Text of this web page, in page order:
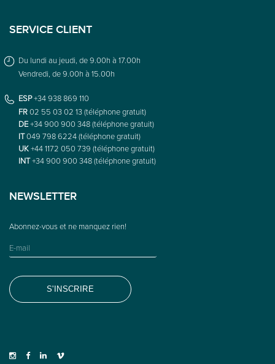
SERVICE CLIENT
Du lundi au jeudi, de 9.00h à 17.00h
Vendredi, de 9.00h à 15.00h
ESP+34 938 869 110
FR02 55 03 02 13 (téléphone gratuit)
DE+34 900 900 348 (téléphone gratuit)
IT049 798 6224 (téléphone gratuit)
UK+44 1172 050 739 (téléphone gratuit)
INT+34 900 900 348 (téléphone gratuit)
NEWSLETTER